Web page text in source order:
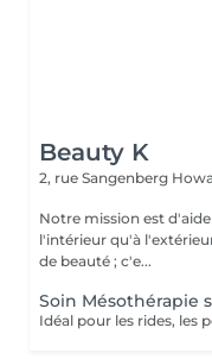
Beauty K
2, rue Sangenberg
Notre mission est
l'intérieur qu'à
de beauté ; c'e...
Soin Mésothérapie